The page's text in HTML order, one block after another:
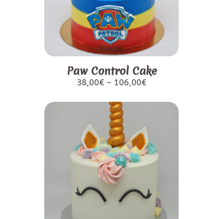
Paw Control Cake
38,00€ – 106,00€